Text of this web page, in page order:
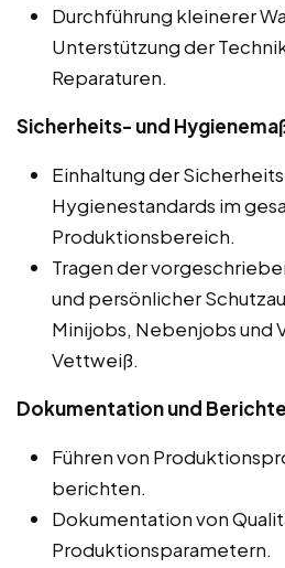
Durchführung kleinerer
Unterstützung der
Reparaturen.
Sicherheits- und
Einhaltung der
Hygienestandards im
Produktionsbereich.
Tragen der
und persönlicher
Minijobs, Nebenjobs und
Vettweiß.
Dokumentation und
Führen von
berichten.
Dokumentation von
Produktionsparametern.